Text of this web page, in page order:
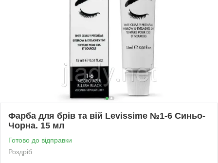
Фарба для брів та вій Levissime №1-6 Синьо-
Чорна. 15 мл
Готово до відправки
Роздріб